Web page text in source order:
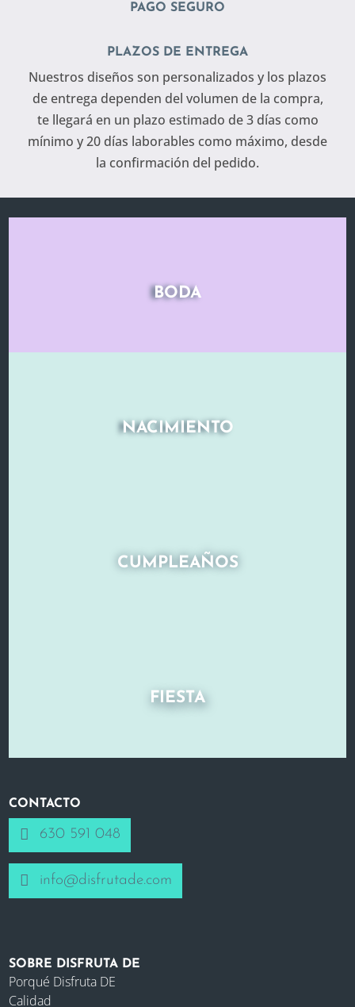
PAGO SEGURO
PLAZOS DE ENTREGA
Nuestros diseños son personalizados y los plazos
de entrega dependen del volumen de la compra,
te llegará en un plazo estimado de 3 días como
mínimo y 20 días laborables como máximo, desde
la confirmación del pedido.
BODA
NACIMIENTO
CUMPLEAÑOS
FIESTA
CONTACTO
630 591 048
info@disfrutade.com
SOBRE DISFRUTA DE
Porqué Disfruta DE
Calidad